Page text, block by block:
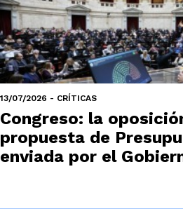
13/07/2026 - CRÍTICAS
Congreso: la
propuesta de
enviada por el